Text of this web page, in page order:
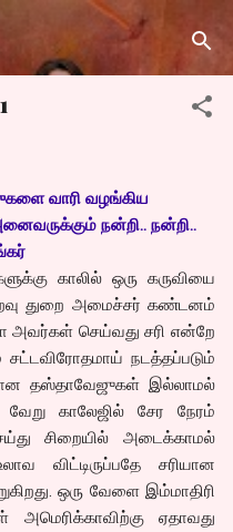
வாரி வழங்கிய
நன்றி.. நன்றி..
காலில் ஒரு கருவியை
துறை அமைச்சர் கண்டனம்
அவர்கள் செய்வது சரி என்றே
நடத்தப்படும்
தஸ்தாவேஜுகள் இல்லாமல்
காலேஜில் சேர நேரம்
சிறையில் அடைக்காமல்
விட்டிருப்பதே சரியான
ஒரு வேளை இம்மாதிரி
ஏதாவது